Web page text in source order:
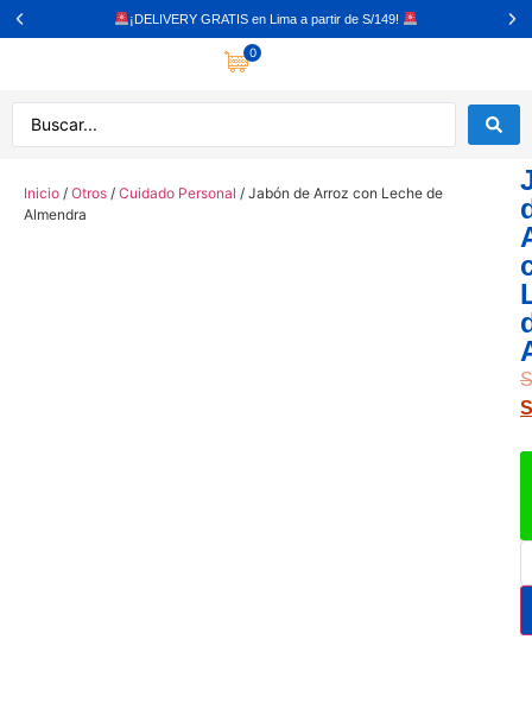
¡DELIVERY GRATIS en Lima a partir de S/149!
0
Inicio / Otros / Cuidado Personal / Jabón de Arroz con Leche de
Almendra